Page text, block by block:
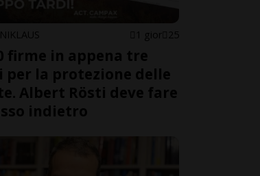
1 gior 25
firme in appena tre
per la protezione delle
Albert Rösti deve fare
indietro